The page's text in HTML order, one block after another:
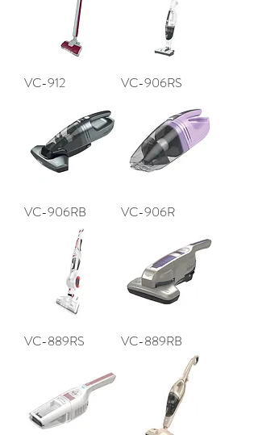
VC-912 VC-906RS
VC-906RB VC-906R
VC-889RS VC-889RB